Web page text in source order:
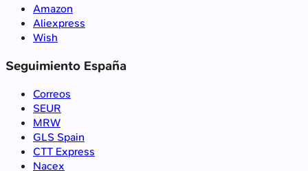
Amazon
Aliexpress
Wish
Seguimiento España
Correos
SEUR
MRW
GLS Spain
CTT Express
Nacex